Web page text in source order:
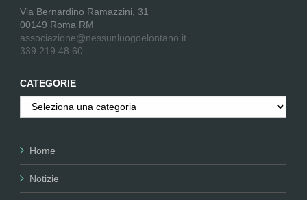
Via Bernardino Ramazzini, 31
00149 Roma RM
associazione@nessunluogoelontano.it
339 219 48 60
CATEGORIE
Categorie
Home
Notizie